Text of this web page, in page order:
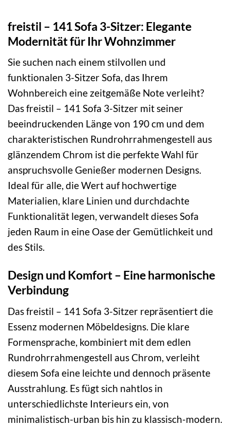
freistil – 141 Sofa 3-Sitzer: Elegante
Modernität für Ihr Wohnzimmer
Sie suchen nach einem stilvollen und
funktionalen 3-Sitzer Sofa, das Ihrem
Wohnbereich eine zeitgemäße Note verleiht?
Das freistil – 141 Sofa 3-Sitzer mit seiner
beeindruckenden Länge von 190 cm und dem
charakteristischen Rundrohrrahmengestell aus
glänzendem Chrom ist die perfekte Wahl für
anspruchsvolle Genießer modernen Designs.
Ideal für alle, die Wert auf hochwertige
Materialien, klare Linien und durchdachte
Funktionalität legen, verwandelt dieses Sofa
jeden Raum in eine Oase der Gemütlichkeit und
des Stils.
Design und Komfort – Eine harmonische
Verbindung
Das freistil – 141 Sofa 3-Sitzer repräsentiert die
Essenz modernen Möbeldesigns. Die klare
Formensprache, kombiniert mit dem edlen
Rundrohrrahmengestell aus Chrom, verleiht
diesem Sofa eine leichte und dennoch präsente
Ausstrahlung. Es fügt sich nahtlos in
unterschiedlichste Interieurs ein, von
minimalistisch-urban bis hin zu klassisch-modern.